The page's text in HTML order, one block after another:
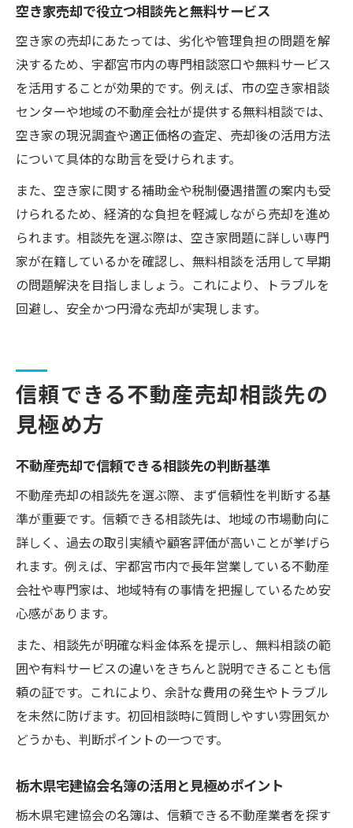
空き家売却で役立つ相談先と無料サービス
空き家の売却にあたっては、劣化や管理負担の問題を解
決するため、宇都宮市内の専門相談窓口や無料サービス
を活用することが効果的です。例えば、市の空き家相談
センターや地域の不動産会社が提供する無料相談では、
空き家の現況調査や適正価格の査定、売却後の活用方法
について具体的な助言を受けられます。
また、空き家に関する補助金や税制優遇措置の案内も受
けられるため、経済的な負担を軽減しながら売却を進め
られます。相談先を選ぶ際は、空き家問題に詳しい専門
家が在籍しているかを確認し、無料相談を活用して早期
の問題解決を目指しましょう。これにより、トラブルを
回避し、安全かつ円滑な売却が実現します。
信頼できる不動産売却相談先の
見極め方
不動産売却で信頼できる相談先の判断基準
不動産売却の相談先を選ぶ際、まず信頼性を判断する基
準が重要です。信頼できる相談先は、地域の市場動向に
詳しく、過去の取引実績や顧客評価が高いことが挙げら
れます。例えば、宇都宮市内で長年営業している不動産
会社や専門家は、地域特有の事情を把握しているため安
心感があります。
また、相談先が明確な料金体系を提示し、無料相談の範
囲や有料サービスの違いをきちんと説明できることも信
頼の証です。これにより、余計な費用の発生やトラブル
を未然に防げます。初回相談時に質問しやすい雰囲気か
どうかも、判断ポイントの一つです。
栃木県宅建協会名簿の活用と見極めポイント
栃木県宅建協会の名簿は、信頼できる不動産業者を探す